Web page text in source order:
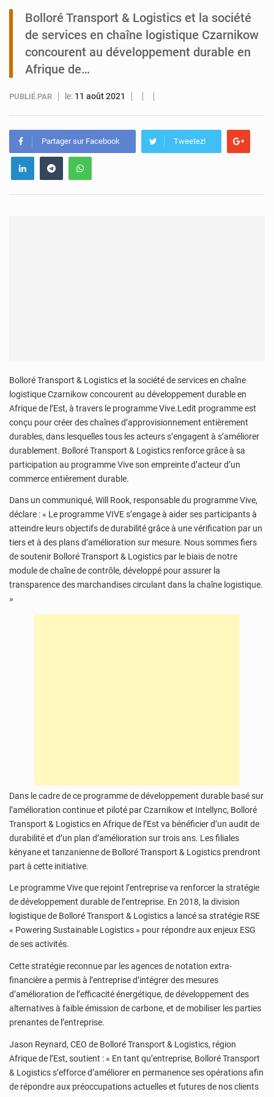
Tibiri : le dialogue, nouveau terrain de jeu pour la paix
Bolloré Transport & Logistics et la société
de services en chaîne logistique Czarnikow
concourent au développement durable en
Afrique de…
PUBLIÉ PAR le: 11 août 2021
Partager sur Facebook Tweetez!
Bolloré Transport & Logistics et la société de services en chaîne
logistique Czarnikow concourent au développement durable en
Afrique de l’Est, à travers le programme Vive.Ledit programme est
conçu pour créer des chaînes d’approvisionnement entièrement
durables, dans lesquelles tous les acteurs s’engagent à s’améliorer
durablement. Bolloré Transport & Logistics renforce grâce à sa
participation au programme Vive son empreinte d’acteur d’un
commerce entièrement durable.
Dans un communiqué, Will Rook, responsable du programme Vive,
déclare : « Le programme VIVE s’engage à aider ses participants à
atteindre leurs objectifs de durabilité grâce à une vérification par un
tiers et à des plans d’amélioration sur mesure. Nous sommes fiers
de soutenir Bolloré Transport & Logistics par le biais de notre
module de chaîne de contrôle, développé pour assurer la
transparence des marchandises circulant dans la chaîne logistique.
»
Dans le cadre de ce programme de développement durable basé sur
l’amélioration continue et piloté par Czarnikow et Intellync, Bolloré
Transport & Logistics en Afrique de l’Est va bénéficier d’un audit de
durabilité et d’un plan d’amélioration sur trois ans. Les filiales
kényane et tanzanienne de Bolloré Transport & Logistics prendront
part à cette initiative.
Le programme Vive que rejoint l’entreprise va renforcer la stratégie
de développement durable de l’entreprise. En 2018, la division
logistique de Bolloré Transport & Logistics a lancé sa stratégie RSE
« Powering Sustainable Logistics » pour répondre aux enjeux ESG
de ses activités.
Cette stratégie reconnue par les agences de notation extra-
financière a permis à l’entreprise d’intégrer des mesures
d’amélioration de l’efficacité énergétique, de développement des
alternatives à faible émission de carbone, et de mobiliser les parties
prenantes de l’entreprise.
Jason Reynard, CEO de Bolloré Transport & Logistics, région
Afrique de l’Est, soutient : « En tant qu’entreprise, Bolloré Transport
& Logistics s’efforce d’améliorer en permanence ses opérations afin
de répondre aux préoccupations actuelles et futures de nos clients